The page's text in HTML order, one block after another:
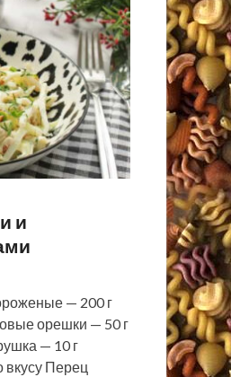
и
— 200 г
орешки — 50 г
— 10 г
вкусу Перец